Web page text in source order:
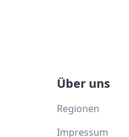
Über uns
Regionen
Impressum